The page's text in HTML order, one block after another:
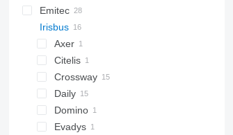
Emitec
Crossway
Daily
Irisbus
Axer
Citelis
Crossway
Daily
Domino
Evadys